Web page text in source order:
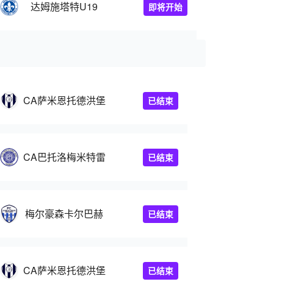
达姆施塔特U19 即将开始
CA萨米恩托德洪堡 已结束
CA巴托洛梅米特雷 已结束
梅尔豪森卡尔巴赫 已结束
CA萨米恩托德洪堡 已结束